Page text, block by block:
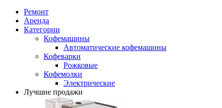
Ремонт
Аренда
Категории
Кофемашины
Автоматические кофемашины
Кофеварки
Рожковые
Кофемолки
Электрические
Лучшие продажи